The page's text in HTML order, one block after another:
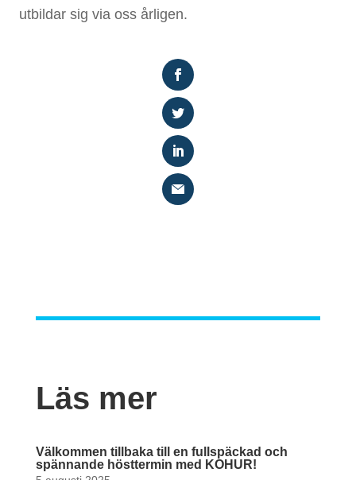
utbildar sig via oss årligen.
Läs mer
Välkommen tillbaka till en fullspäckad och
spännande hösttermin med KOHUR!